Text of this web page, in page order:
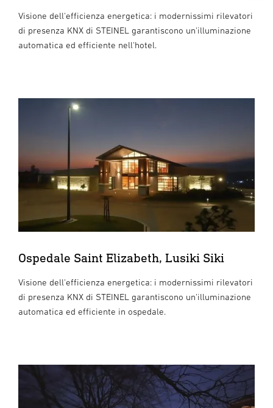
Visione dell'efficienza energetica: i modernissimi rilevatori
di presenza KNX di STEINEL garantiscono un'illuminazione
automatica ed efficiente nell'hotel.
Ospedale Saint Elizabeth, Lusiki Siki
Visione dell'efficienza energetica: i modernissimi rilevatori
di presenza KNX di STEINEL garantiscono un'illuminazione
automatica ed efficiente in ospedale.